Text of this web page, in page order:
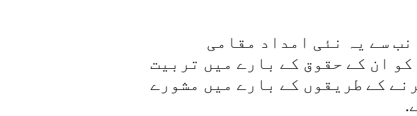
سے یہ نئی امداد مقامی
ان کے حقوق کے بارے میں تربیت
کے طریقوں کے بارے میں مشورے